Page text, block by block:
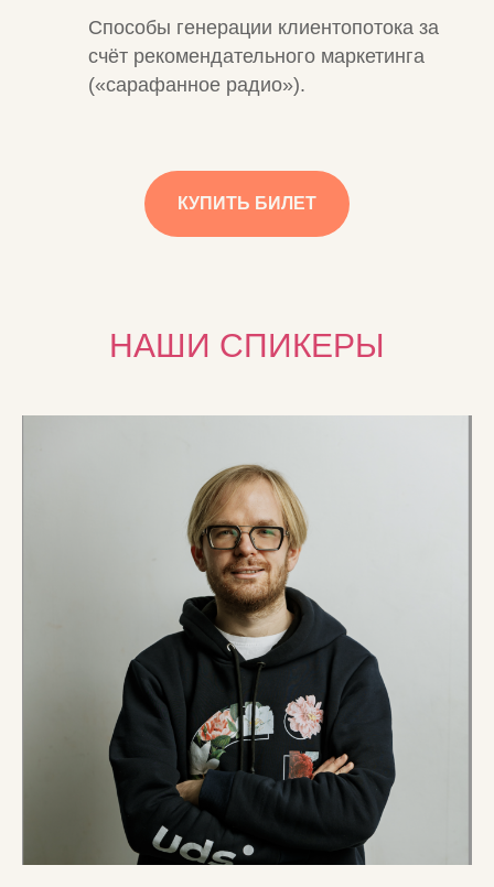
Способы генерации клиентопотока за
счёт рекомендательного маркетинга
(«сарафанное радио»).
КУПИТЬ БИЛЕТ
НАШИ СПИКЕРЫ